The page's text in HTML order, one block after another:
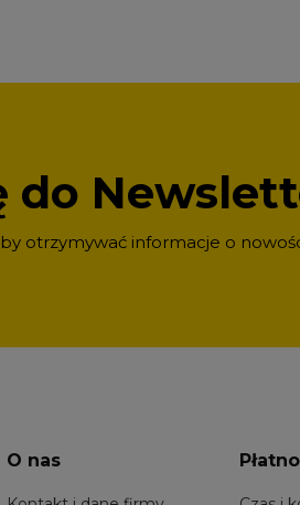
do
otrzymywać informacje o
O nas